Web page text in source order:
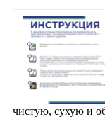
чистую, сухую и